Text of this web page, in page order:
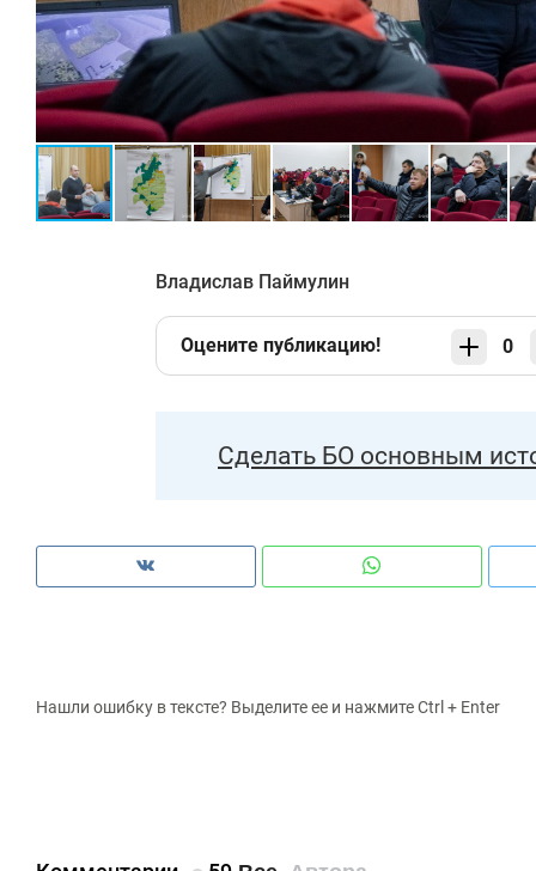
Владислав Паймулин
Оцените публикацию! 0
Сделать БО основным
Нашли ошибку в тексте? Выделите ее и нажмите Ctrl + Enter